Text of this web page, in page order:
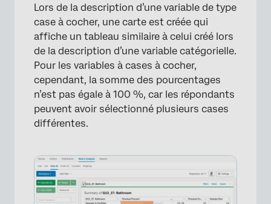
×
Lors de la description d’une variable de type
case à cocher, une carte est créée qui
affiche un tableau similaire à celui créé lors
de la description d’une variable catégorielle.
Pour les variables à cases à cocher,
cependant, la somme des pourcentages
n’est pas égale à 100 %, car les répondants
peuvent avoir sélectionné plusieurs cases
différentes.